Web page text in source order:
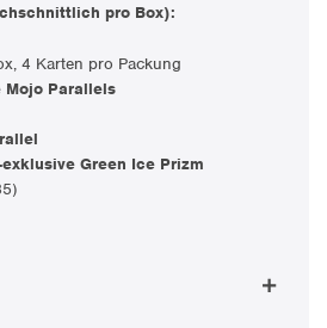
pro Box):
4 Karten pro Packung
Mojo Parallels
Green Ice Prizm